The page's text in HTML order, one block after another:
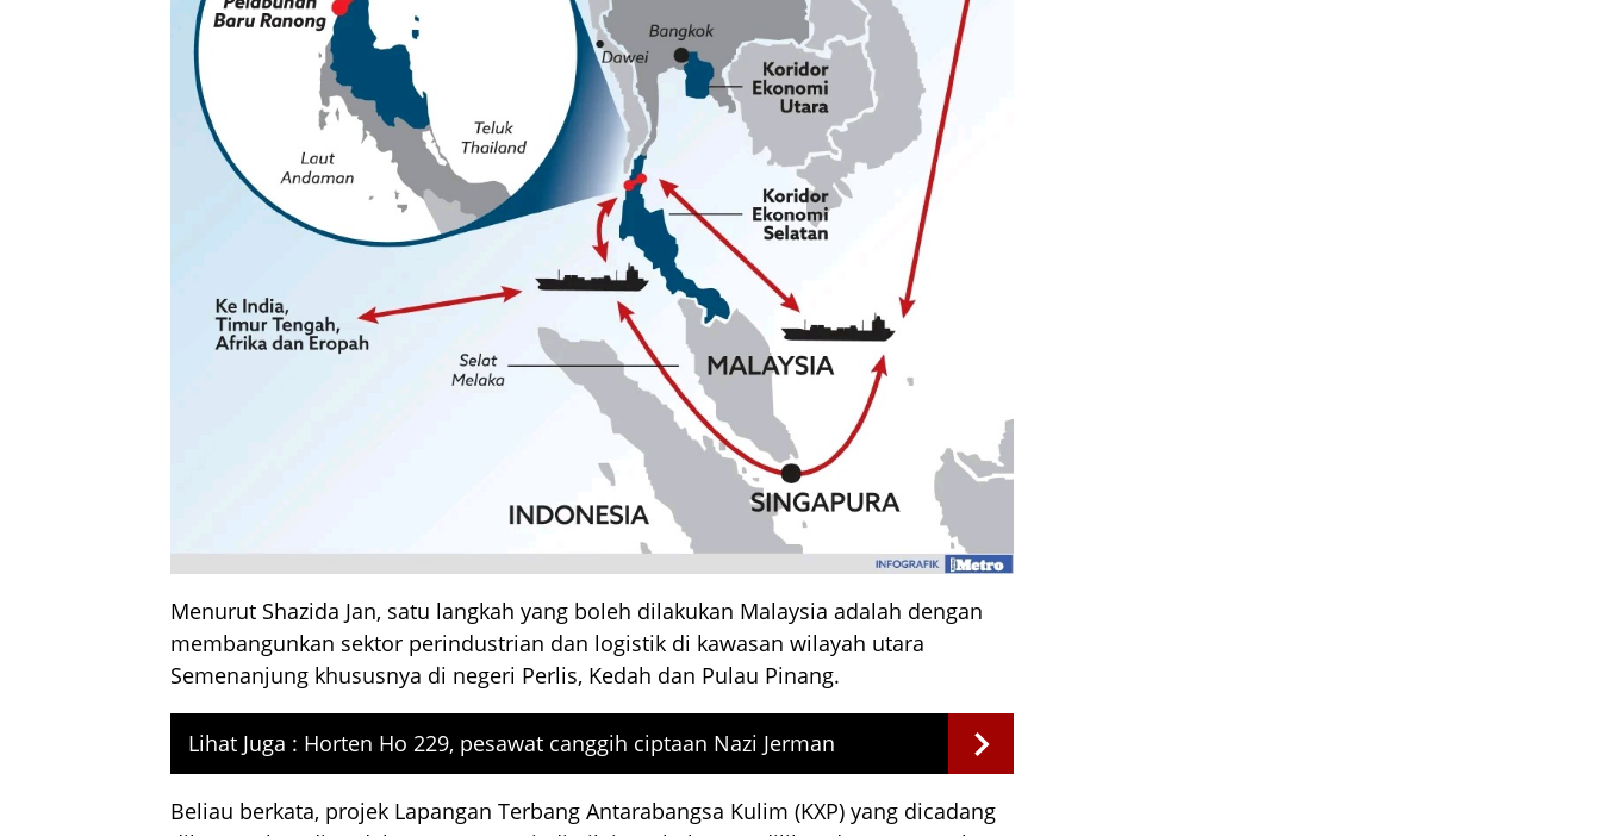
Menurut Shazida Jan, satu langkah yang boleh dilakukan Malaysia adalah dengan
membangunkan sektor perindustrian dan logistik di kawasan wilayah utara
Semenanjung khususnya di negeri Perlis, Kedah dan Pulau Pinang.
Lihat Juga : Horten Ho 229, pesawat canggih ciptaan Nazi Jerman
Beliau berkata, projek Lapangan Terbang Antarabangsa Kulim (KXP) yang dicadang